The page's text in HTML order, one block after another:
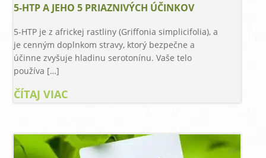
5-HTP A JEHO 5 PRIAZNIVÝCH ÚČINKOV
5-HTP je z africkej rastliny (Griffonia simplicifolia), a
je cenným doplnkom stravy, ktorý bezpečne a
účinne zvyšuje hladinu serotonínu. Vaše telo
používa […]
ČÍTAJ VIAC